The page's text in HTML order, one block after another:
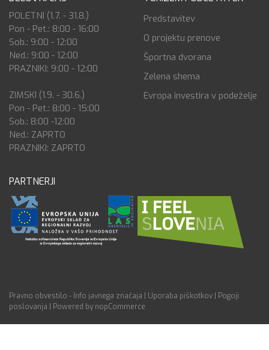
POLETNI (1.7. - 31.8.)
Pon - Pet.: 8:00 - 16:00
Sob.: 9:00 - 12:00
Ned.: 9:00 - 12:00
PRAZNIKI: 9:00 - 12:00
ZIMSKI (1.9. - 30.6.)
Pon - Pet.: 8:00 - 15:00
Sob.: 8:00 -12:00
Ned.: ZAPRTO
PRAZNIKI: ZAPRTO
Predstavitev
O projektu prenove
Športna dvorana
Zelena shema
Evropa investira v podeželje
PARTNERJI
Pravno obvestilo - Info javnega značaja Uporaba piškotkov
Pogoji
poslovanja
Powered by nopCommerce